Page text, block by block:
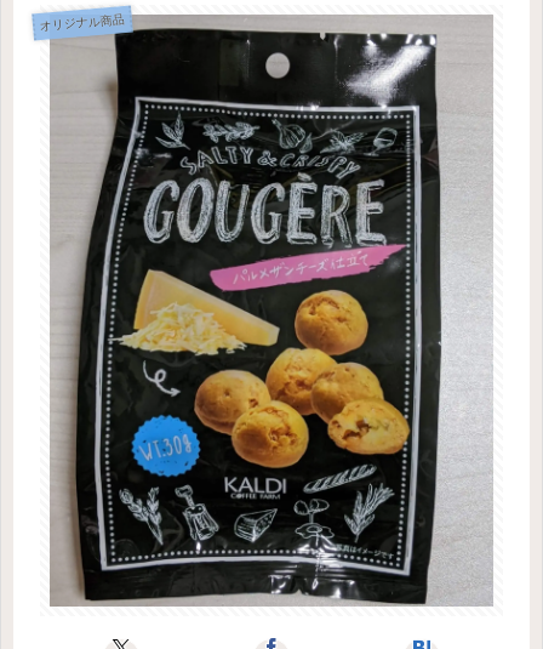
オリジナル商品